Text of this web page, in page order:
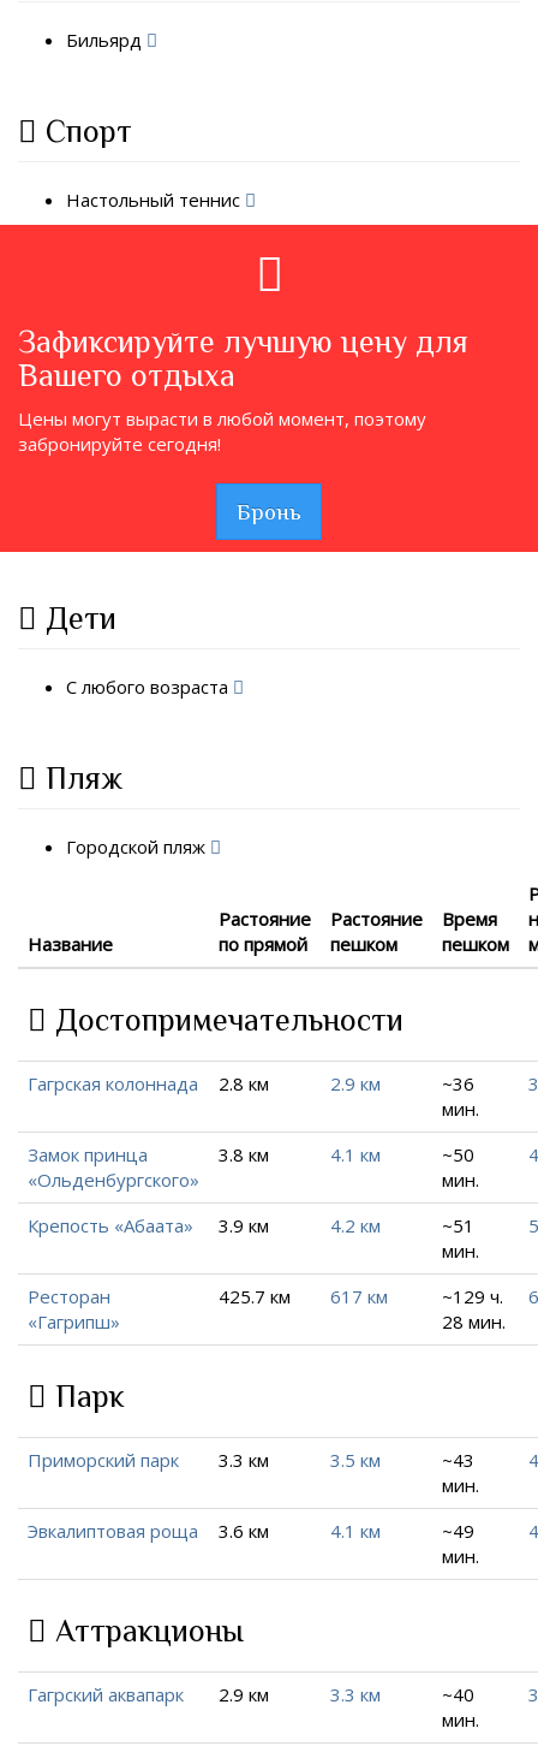
Бильярд
Спорт
Настольный теннис
Зафиксируйте лучшую цену для
Вашего отдыха
Цены могут вырасти в любой момент, поэтому
забронируйте сегодня!
Бронь
Дети
С любого возраста
Пляж
Городской пляж
Название
Растояние
по прямой
Растояние
пешком
Время
пешком
Достопримечательности
Гагрская колоннада 2.8 км 2.9 км
~36
мин.
Замок принца
«Ольденбургского»
3.8 км 4.1 км
~50
мин.
Крепость «Абаата» 3.9 км 4.2 км
~51
мин.
Ресторан
«Гагрипш»
425.7 км 617 км
~129 ч.
28 мин.
Парк
Приморский парк 3.3 км 3.5 км
~43
мин.
Эвкалиптовая роща 3.6 км 4.1 км
~49
мин.
Аттракционы
Гагрский аквапарк 2.9 км 3.3 км
~40
мин.